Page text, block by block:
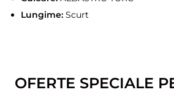
Lungime:Scurt
OFERTE SPECIALE